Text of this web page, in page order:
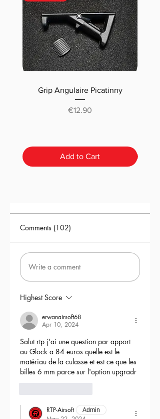
Grip Angulaire Picatinny
Price
€12.90
Add to Cart
Comments (102)
Write a comment
Highest Score
erwanairsoft68
Apr 10, 2024
Salut rtp j'ai une question par apport
au Glock a 84 euros quelle est le
matériau de la culasse et est ce que les
billes 6 mm parce sur l'option upgradr
RTP-Airsoft Admin